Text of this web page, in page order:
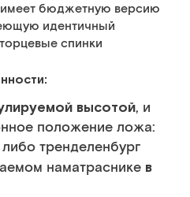
имеет бюджетную версию
идентичный
спинки
высотой, и
положение ложа:
тренделенбург
наматраснике в